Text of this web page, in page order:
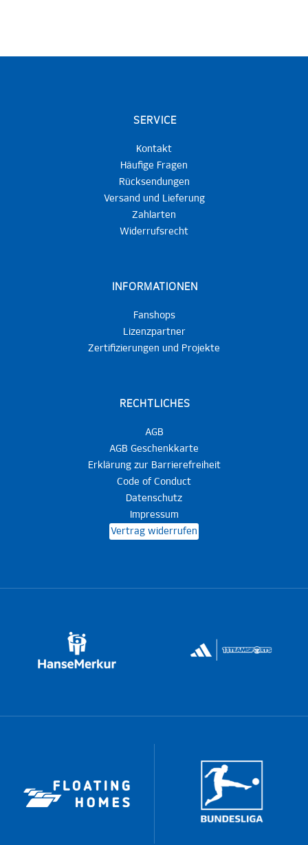
SERVICE
Kontakt
Häufige Fragen
Rücksendungen
Versand und Lieferung
Zahlarten
Widerrufsrecht
INFORMATIONEN
Fanshops
Lizenzpartner
Zertifizierungen und Projekte
RECHTLICHES
AGB
AGB Geschenkkarte
Erklärung zur Barrierefreiheit
Code of Conduct
Datenschutz
Impressum
Vertrag widerrufen